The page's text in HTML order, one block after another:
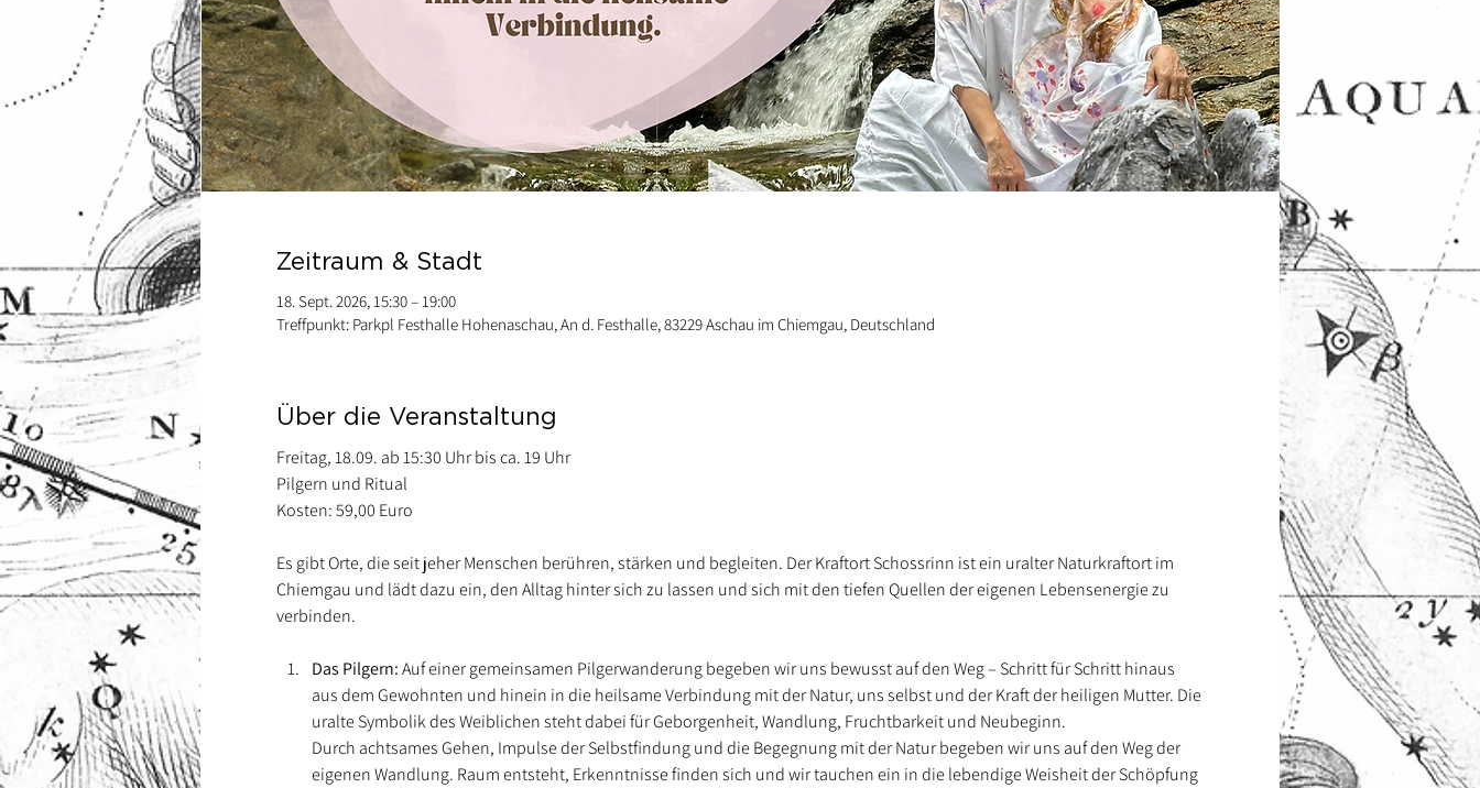
Zeitraum & Stadt
18. Sept. 2026, 15:30 – 19:00
Treffpunkt: Parkpl Festhalle Hohenaschau, An d. Festhalle, 83229 Aschau im Chiemgau, Deutschland
Über die Veranstaltung
Freitag, 18.09. ab 15:30 Uhr bis ca. 19 Uhr
Pilgern und Ritual
Kosten: 59,00 Euro
Es gibt Orte, die seit jeher Menschen berühren, stärken und begleiten. Der Kraftort Schossrinn ist ein uralter Naturkraftort im
Chiemgau und lädt dazu ein, den Alltag hinter sich zu lassen und sich mit den tiefen Quellen der eigenen Lebensenergie zu
verbinden.
Das Pilgern: Auf einer gemeinsamen Pilgerwanderung begeben wir uns bewusst auf den Weg – Schritt für Schritt hinaus
aus dem Gewohnten und hinein in die heilsame Verbindung mit der Natur, uns selbst und der Kraft der heiligen Mutter. Die
uralte Symbolik des Weiblichen steht dabei für Geborgenheit, Wandlung, Fruchtbarkeit und Neubeginn.
Durch achtsames Gehen, Impulse der Selbstfindung und die Begegnung mit der Natur begeben wir uns auf den Weg der
eigenen Wandlung. Raum entsteht, Erkenntnisse finden sich und wir tauchen ein in die lebendige Weisheit der Schöpfung